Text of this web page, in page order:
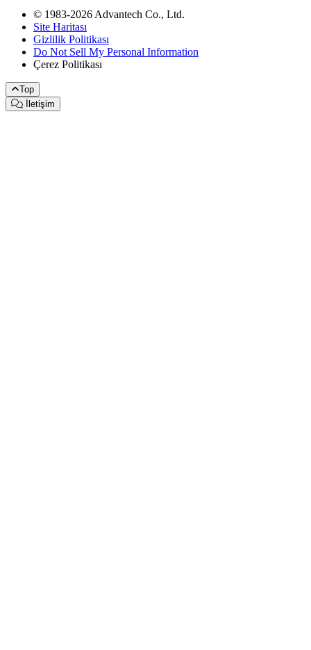
© 1983-2026 Advantech Co., Ltd.
Site Haritası
Gizlilik Politikası
Do Not Sell My Personal Information
Çerez Politikası
Top
İletişim